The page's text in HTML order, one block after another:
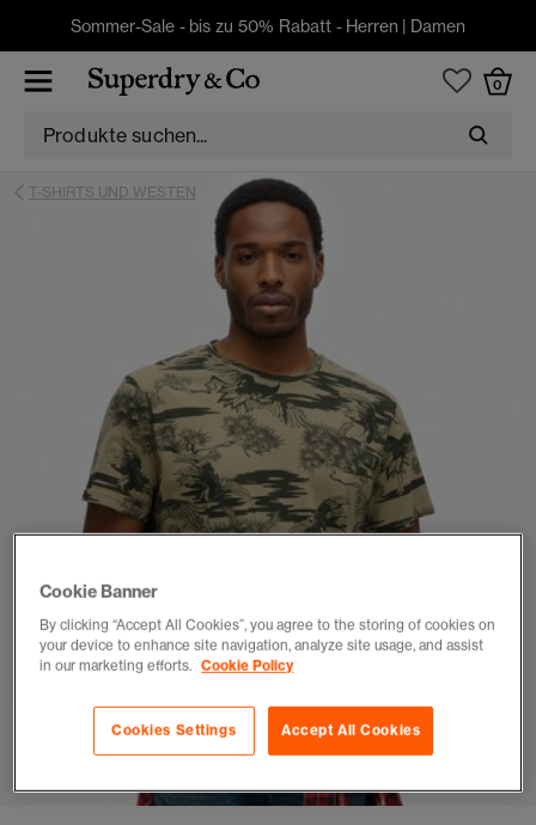
Sommer-Sale - bis zu 50% Rabatt - Herren | Damen
0
T-SHIRTS UND WESTEN
1 2 4 5 6
Cookie Banner
By clicking “Accept All Cookies”, you agree to the storing of cookies on
your device to enhance site navigation, analyze site usage, and assist
in our marketing efforts. Cookie Policy
Accept All Cookies
Cookies Settings